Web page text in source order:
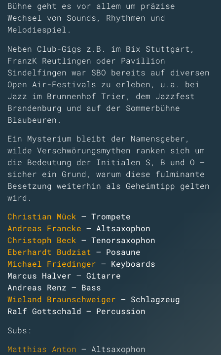
Bühne geht es vor allem um präzise
Wechsel von Sounds, Rhythmen und
Melodiespiel.
Neben Club-Gigs z.B. im Bix Stuttgart,
FranzK Reutlingen oder Pavillion
Sindelfingen war SBO bereits auf diversen
Open Air-Festivals zu erleben, u.a. bei
Jazz im Brunnenhof Trier, dem Jazzfest
Brandenburg und auf der Sommerbühne
Blaubeuren.
Ein Mysterium bleibt der Namensgeber,
wilde Verschwörungsmythen ranken sich um
die Bedeutung der Initialen S, B und O –
sicher ein Grund, warum diese fulminante
Besetzung weiterhin als Geheimtipp gelten
wird.
Christian Mück – Trompete
Andreas Francke – Altsaxophon
Christoph Beck – Tenorsaxophon
Eberhardt Budziat – Posaune
Michael Friedinger – Keyboards
Marcus Halver – Gitarre
Andreas Renz – Bass
Wieland Braunschweiger – Schlagzeug
Ralf Gottschald – Percussion
Subs:
Matthias Anton – Altsaxophon